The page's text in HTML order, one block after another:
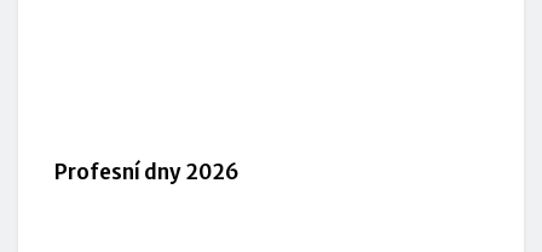
Profesní dny 2026